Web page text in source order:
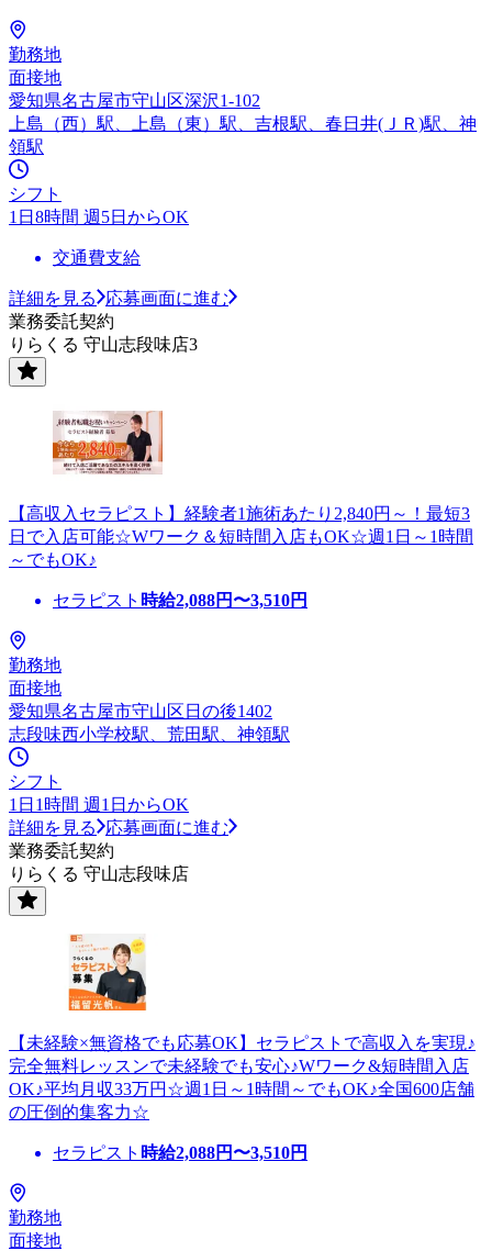
勤務地
面接地
愛知県名古屋市守山区深沢1-102
上島（西）駅、上島（東）駅、吉根駅、春日井(ＪＲ)駅、神
領駅
シフト
1日8時間 週5日からOK
交通費支給
詳細を見る
応募画面に進む
業務委託契約
りらくる 守山志段味店3
【高収入セラピスト】経験者1施術あたり2,840円～！最短3
日で入店可能☆Wワーク＆短時間入店もOK☆週1日～1時間
～でもOK♪
セラピスト 時給2,088円〜3,510円
勤務地
面接地
愛知県名古屋市守山区日の後1402
志段味西小学校駅、荒田駅、神領駅
シフト
1日1時間 週1日からOK
詳細を見る
応募画面に進む
業務委託契約
りらくる 守山志段味店
【未経験×無資格でも応募OK】セラピストで高収入を実現♪
完全無料レッスンで未経験でも安心♪Wワーク&短時間入店
OK♪平均月収33万円☆週1日～1時間～でもOK♪全国600店舗
の圧倒的集客力☆
セラピスト 時給2,088円〜3,510円
勤務地
面接地